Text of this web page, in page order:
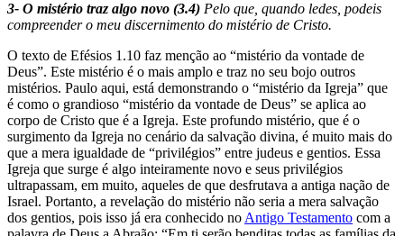
3- O mistério traz algo novo (3.4) Pelo que, quando ledes, podeis
compreender o meu discernimento do mistério de Cristo.
O texto de Efésios 1.10 faz menção ao “mistério da vontade de
Deus”. Este mistério é o mais amplo e traz no seu bojo outros
mistérios. Paulo aqui, está demonstrando o “mistério da Igreja” que
é como o grandioso “mistério da vontade de Deus” se aplica ao
corpo de Cristo que é a Igreja. Este profundo mistério, que é o
surgimento da Igreja no cenário da salvação divina, é muito mais do
que a mera igualdade de “privilégios” entre judeus e gentios. Essa
Igreja que surge é algo inteiramente novo e seus privilégios
ultrapassam, em muito, aqueles de que desfrutava a antiga nação de
Israel. Portanto, a revelação do mistério não seria a mera salvação
dos gentios, pois isso já era conhecido no Antigo Testamento com a